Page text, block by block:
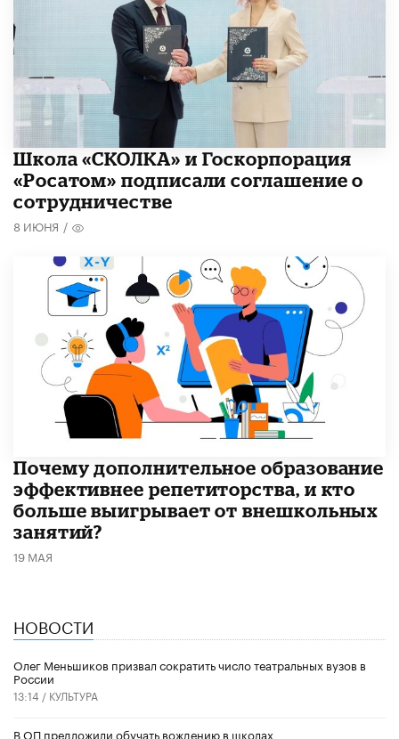
Школа «СКОЛКА» и Госкорпорация
«Росатом» подписали соглашение о
сотрудничестве
8 ИЮНЯ /
​Почему дополнительное образование
эффективнее репетиторства, и кто
больше выигрывает от внешкольных
занятий?
19 МАЯ
НОВОСТИ
Олег Меньшиков призвал сократить число театральных вузов в
России
13:14 / КУЛЬТУРА
В ОП предложили обучать вождению в школах